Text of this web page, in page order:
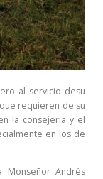
al servicio desu
requieren de su
la consejería y el
en los de
Monseñor Andrés